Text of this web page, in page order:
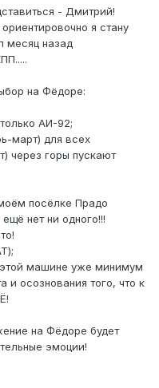
- Дмитрий!
я стану
месяц назад
на Фёдоре:
АИ-92;
март) для всех
через горы пускают
посёлке Прадо
нет ни одного!!!
машине уже минимум
и осознования того, что к
на Фёдоре будет
эмоции!